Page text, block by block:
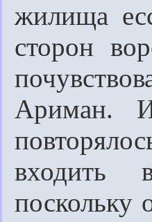
жилища
сторон
Ариман.
входить
поскольку